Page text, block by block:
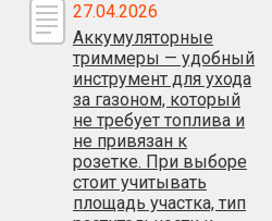
27.04.2026
Аккумуляторные
триммеры — удобный
инструмент для ухода
за газоном, который
не требует топлива и
не привязан к
розетке. При выборе
стоит учитывать
площадь участка, тип
Культиватор
аккумуляторный (2АКБ)